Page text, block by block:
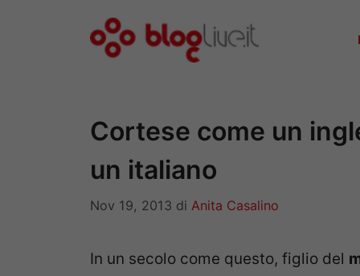
Cortese come un
un italiano
Nov 19, 2013 di Anita Casalino
In un secolo come questo, figlio del